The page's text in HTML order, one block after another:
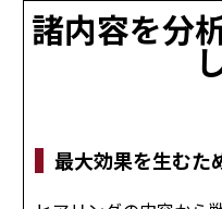
諸内容を分
最大効果を生むた